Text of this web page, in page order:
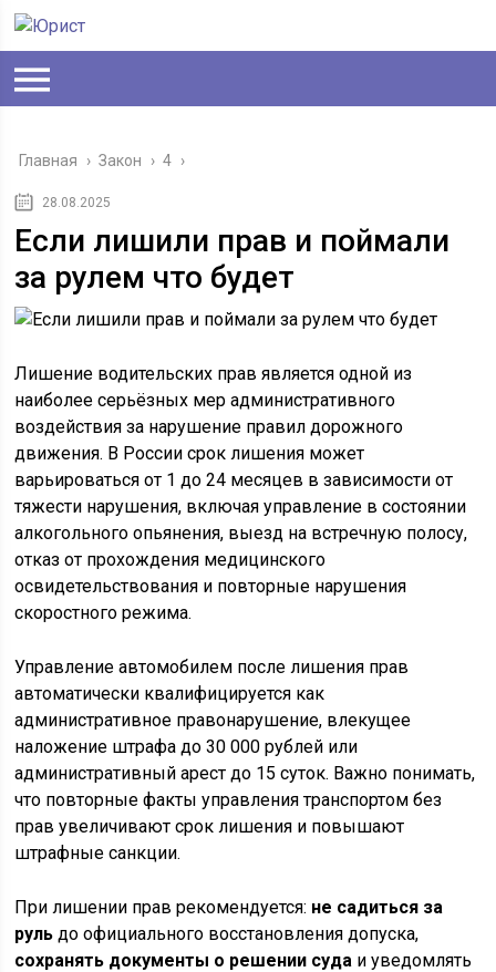
Главная › Закон › 4 ›
28.08.2025
Если лишили прав и поймали
за рулем что будет
Лишение водительских прав является одной из
наиболее серьёзных мер административного
воздействия за нарушение правил дорожного
движения. В России срок лишения может
варьироваться от 1 до 24 месяцев в зависимости от
тяжести нарушения, включая управление в состоянии
алкогольного опьянения, выезд на встречную полосу,
отказ от прохождения медицинского
освидетельствования и повторные нарушения
скоростного режима.
Управление автомобилем после лишения прав
автоматически квалифицируется как
административное правонарушение, влекущее
наложение штрафа до 30 000 рублей или
административный арест до 15 суток. Важно понимать,
что повторные факты управления транспортом без
прав увеличивают срок лишения и повышают
штрафные санкции.
При лишении прав рекомендуется: не садиться за
руль до официального восстановления допуска,
сохранять документы о решении суда и уведомлять